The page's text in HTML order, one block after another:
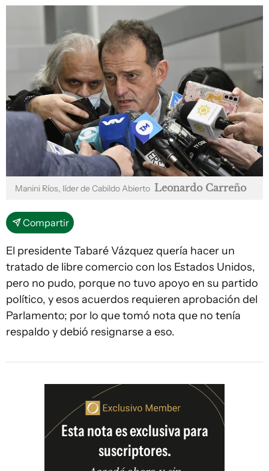
Manini Ríos, líder de Cabildo Abierto Leonardo Carreño
Compartir
El presidente Tabaré Vázquez quería hacer un
tratado de libre comercio con los Estados Unidos,
pero no pudo, porque no tuvo apoyo en su partido
político, y esos acuerdos requieren aprobación del
Parlamento; por lo que tomó nota que no tenía
respaldo y debió resignarse a eso.
Esta nota es exclusiva para
suscriptores.